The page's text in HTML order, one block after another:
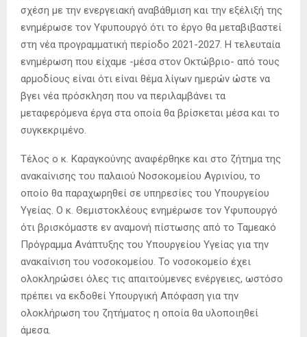
σχέση με την ενεργειακή αναβάθμιση και την εξέλιξή της
ενημέρωσε τον Υφυπουργό ότι το έργο θα μεταβιβαστεί
στη νέα προγραμματική περίοδο 2021-2027. Η τελευταία
ενημέρωση που είχαμε -μέσα στον Οκτώβριο- από τους
αρμοδίους είναι ότι είναι θέμα λίγων ημερών ώστε να
βγει νέα πρόσκληση που να περιλαμβάνει τα
μεταφερόμενα έργα στα οποία θα βρίσκεται μέσα και το
συγκεκριμένο.
Τέλος ο κ. Καραγκούνης αναφέρθηκε και στο ζήτημα της
ανακαίνισης του παλαιού Νοσοκομείου Αγρινίου, το
οποίο θα παραχωρηθεί σε υπηρεσίες του Υπουργείου
Υγείας. Ο κ. Θεμιστοκλέους ενημέρωσε τον Υφυπουργό
ότι βρισκόμαστε εν αναμονή πίστωσης από το Ταμεακό
Πρόγραμμα Ανάπτυξης του Υπουργείου Υγείας για την
ανακαίνιση του νοσοκομείου. Το νοσοκομείο έχει
ολοκληρώσει όλες τις απαιτούμενες ενέργειες, ωστόσο
πρέπει να εκδοθεί Υπουργική Απόφαση για την
ολοκλήρωση του ζητήματος η οποία θα υλοποιηθεί
άμεσα.